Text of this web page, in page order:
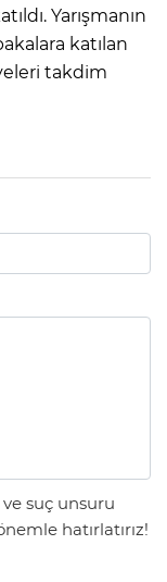
Yarışmanın
katılan
takdim
suç unsuru
hatırlatırız!